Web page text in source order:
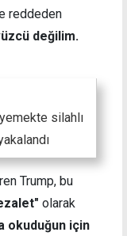
reddeden
değilim.
yemekte silahlı
Trump, bu
olarak
okuduğun için